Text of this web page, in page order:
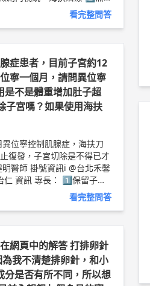
） 免麻醉冷刀子宮鏡切除
肌瘤 3️⃣海扶保宮治療肌瘤
鐵站?，再坐小黃?，過來十
楊梅區楊新北路321巷30號 2 樓 禾馨網路掛號連結?http
也可以打電話? 台北民
+886 3-4787733‬ 特約門診
治醫師 台北博仁海扶中心
介 ►http://bit.ly/2uX57GN
看完整問答
症患者，目前子宮約12
寧一個月，請問異位寧
是不是體重增加肚子超
子宮嗎？如果使用海扶
復發，子宮切除是不得已才
子宮
痛無麻醉子宮鏡檢查（50
息肉， 麻醉下冷刀切除黏
特約門診 ?台北民權
號 外縣市的患者可以坐到
。 楊梅怡仁禾馨
結?https://appointment.dia
看完整問答
網頁中的解答 打排卵針
我不清楚排卵針，和小
分是否有所不同，所以想